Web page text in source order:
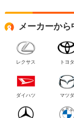
メーカーか
レクサス トヨタ
ダイハツ マツダ